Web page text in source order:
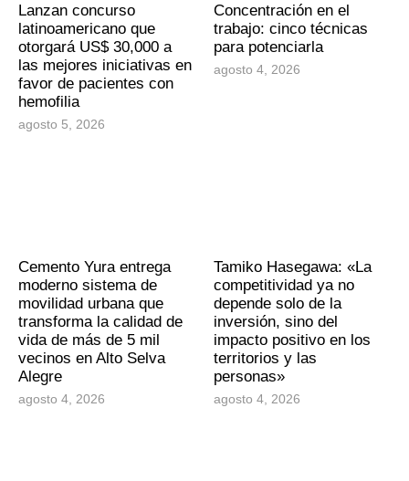
Lanzan concurso
latinoamericano que
otorgará US$ 30,000 a
las mejores iniciativas en
favor de pacientes con
hemofilia
agosto 5, 2026
Concentración en el
trabajo: cinco técnicas
para potenciarla
agosto 4, 2026
Cemento Yura entrega
moderno sistema de
movilidad urbana que
transforma la calidad de
vida de más de 5 mil
vecinos en Alto Selva
Alegre
agosto 4, 2026
Tamiko Hasegawa: «La
competitividad ya no
depende solo de la
inversión, sino del
impacto positivo en los
territorios y las
personas»
agosto 4, 2026